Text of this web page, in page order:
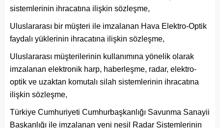
sistemlerinin ihracatına ilişkin sözleşme,
Uluslararası bir müşteri ile imzalanan Hava Elektro-Optik
faydalı yüklerinin ihracatına ilişkin sözleşme,
Uluslararası müşterilerinin kullanımına yönelik olarak
imzalanan elektronik harp, haberleşme, radar, elektro-
optik ve uzaktan komutalı silah sistemlerinin ihracatına
ilişkin sözleşme,
Türkiye Cumhuriyeti Cumhurbaşkanlığı Savunma Sanayii
Başkanlığı ile imzalanan yeni nesil Radar Sistemlerinin